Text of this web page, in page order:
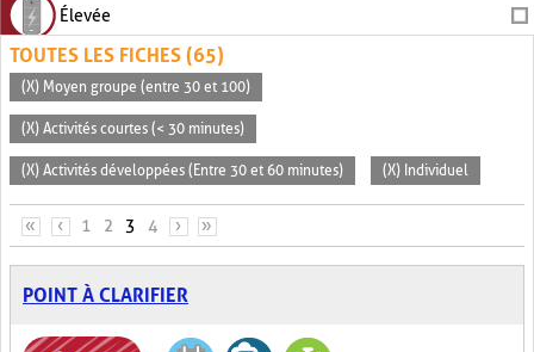
Élevée
TOUTES LES FICHES (65)
(X) Moyen groupe (entre 30 et 100)
(X) Activités courtes (< 30 minutes)
(X) Activités développées (Entre 30 et 60 minutes) (X) Individuel
PAGES
« ‹ 1 2 3 4 › »
POINT À CLARIFIER